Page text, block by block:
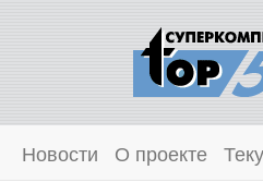
Новости О проекте